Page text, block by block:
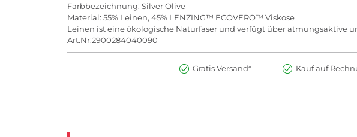
Farbbezeichnung: Silver Olive
Material: 55% Leinen, 45% LENZING™ ECOVERO™ Viskose
Leinen ist eine ökologische Naturfaser und verfügt über atmungsaktive
Art.Nr:2900284040090
Gratis Versand* Kauf auf